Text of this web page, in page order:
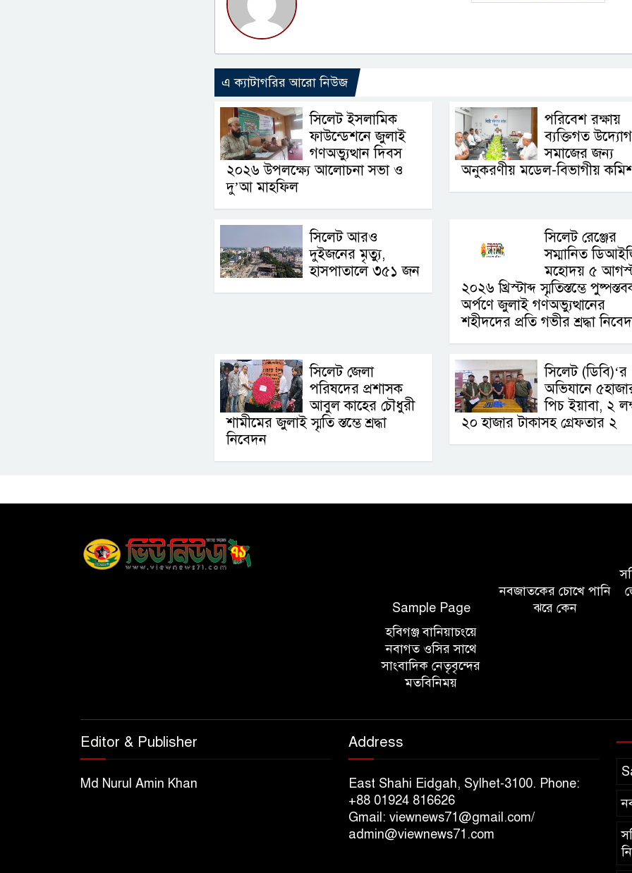
এ ক্যাটাগরির আরো নিউজ
সিলেট ইসলামিক
ফাউন্ডেশনে জুলাই
গণঅভ্যুত্থান দিবস
২০২৬ উপলক্ষ্যে আলোচনা সভা ও
দু’আ মাহফিল
পরিবেশ রক্ষায়
ব্যক্তিগত উদ্যোগ
সমাজের জন্য
অনুকরণীয় মডেল-বিভাগীয়
সিলেট আরও
দুইজনের মৃত্যু,
হাসপাতালে ৩৫১ জন
সিলেট রেঞ্জের
সম্মানিত
মহোদয় ৫
২০২৬ খ্রিস্টাব্দ স্মৃতিস্তম্ভে
অর্পণে জুলাই গণঅভ্যুত্থানের
শহীদদের প্রতি গভীর শ্রদ্ধা
সিলেট জেলা
পরিষদের প্রশাসক
আবুল কাহের চৌধুরী
শামীমের জুলাই স্মৃতি স্তম্ভে শ্রদ্ধা
নিবেদন
সিলেট (ডিবি)‘র
অভিযানে
পিচ ইয়াবা, ২
২০ হাজার টাকাসহ গ্রেফতার ২
Sample Page
নবজাতকের চোখে পানি
ঝরে কেন
হবিগঞ্জ বানিয়াচংয়ে
নবাগত ওসির সাথে
সাংবাদিক নেতৃবৃন্দের
মতবিনিময়
Editor & Publisher
Md Nurul Amin Khan
Address
East Shahi Eidgah, Sylhet-3100. Phone:
+88 01924 816626
Gmail: viewnews71@gmail.com/
admin@viewnews71.com